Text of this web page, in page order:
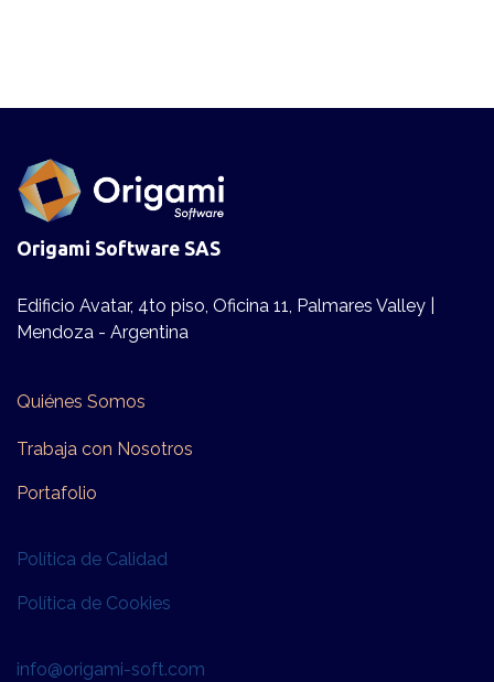
Origami Software SAS
Edificio Avatar, 4to piso, Oficina 11, Palmares Valley |
Mendoza - Argentina
Política de Calidad
Política de Cookies
Quiénes Somos
Trabaja con Nosotros
Po​​rta​folio
info@origami-soft.com